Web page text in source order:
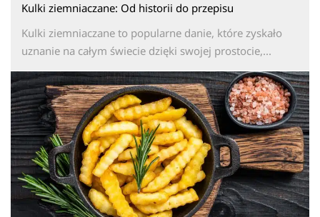
Kulki ziemniaczane: Od historii do przepisu
Kulki ziemniaczane to popularne danie, które zyskało
uznanie na całym świecie dzięki swojej prostocie,...